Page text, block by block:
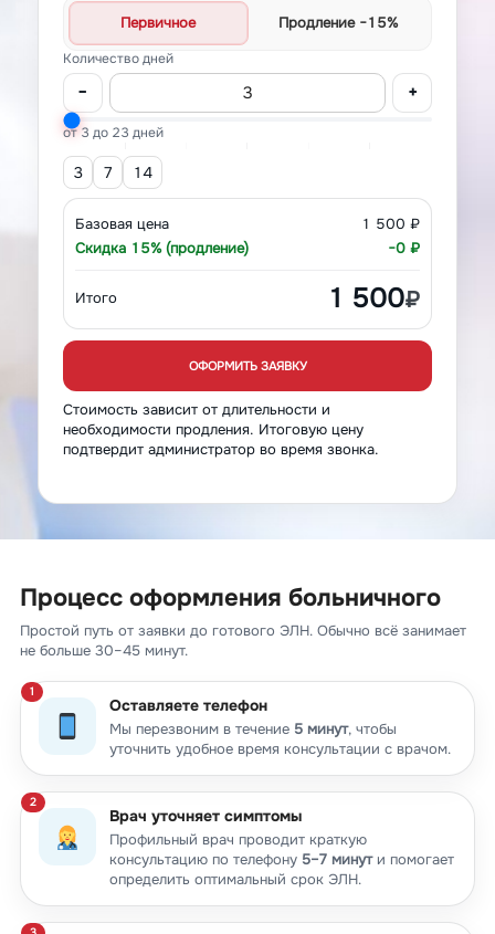
Первичное Продление −15%
Количество дней
− +
от 3 до 23 дней
3 7 14
Базовая цена
1 500 ₽
Скидка 15% (продление)
−0 ₽
Итого 1 500₽
ОФОРМИТЬ ЗАЯВКУ
Стоимость зависит от длительности и
необходимости продления. Итоговую цену
подтвердит администратор во время звонка.
Процесс оформления больничного
Простой путь от заявки до готового ЭЛН. Обычно всё занимает
не больше 30–45 минут.
Оставляете телефон
Мы перезвоним в течение 5 минут, чтобы
уточнить удобное время консультации с врачом.
Врач уточняет симптомы
Профильный врач проводит краткую
консультацию по телефону 5–7 минути помогает
определить оптимальный срок ЭЛН.